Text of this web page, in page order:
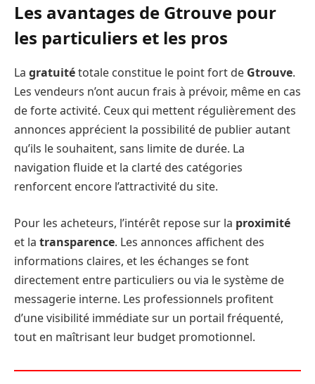
Les avantages de Gtrouve pour
les particuliers et les pros
La gratuitétotale constitue le point fort de Gtrouve.
Les vendeurs n’ont aucun frais à prévoir, même en cas
de forte activité. Ceux qui mettent régulièrement des
annonces apprécient la possibilité de publier autant
qu’ils le souhaitent, sans limite de durée. La
navigation fluide et la clarté des catégories
renforcent encore l’attractivité du site.
Pour les acheteurs, l’intérêt repose sur la proximité
et la transparence. Les annonces affichent des
informations claires, et les échanges se font
directement entre particuliers ou via le système de
messagerie interne. Les professionnels profitent
d’une visibilité immédiate sur un portail fréquenté,
tout en maîtrisant leur budget promotionnel.